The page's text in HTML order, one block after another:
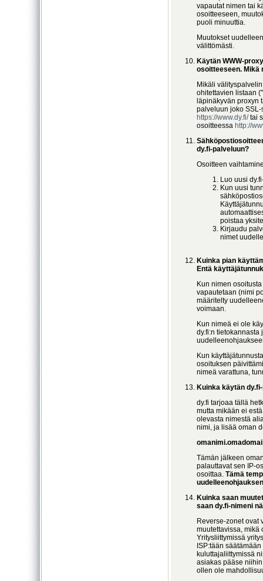
vapautat nimen tai
osoitteeseen,
puoli minuuttia.
Muutokset
välittömästi.
Käytän WWW-
osoitteeseen. Mikä
Mikäli
ohitettavien listaan
läpinäkyvän proxyn
palveluun joko
https://www.dy.fi/tai
osoitteessa http://
dy.fi-palveluun?
Osoitteen
Luo uusi
Kun uusi
poistaa
Kirjaudu
nimet
Kuinka pian
Entä
Kun nimen
vapautetaan (nimi
määritelty
voimaan.
Kun nimeä ei ole
dy.fi:n tietokannasta
Kun
osoituksen
nimeä varattuna,
Kuinka käytän
dy.fi tarjoaa tällä
mutta mikään ei
olevasta nimestä
nimi, ja lisää oman
Tämän jälkeen
palauttavat sen IP-
osoittaa. Tämä
Kuinka saan
saan dy.fi-nimeni
Reverse-zonet ovat
muutettavissa, mikä
Yritysliittymissä
ISP:tään
kuluttajaliittymissä
asiakas pääse
ollen ole